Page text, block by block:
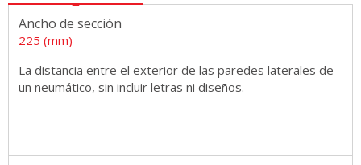
Ancho de sección
225 (mm)
La distancia entre el exterior de las paredes laterales de
un neumático, sin incluir letras ni diseños.